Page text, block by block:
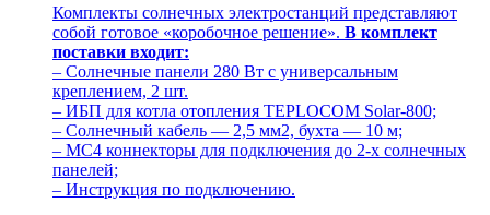
Комплекты солнечных электростанций представляют
собой готовое «коробочное решение». В комплект
поставки входит:
– Солнечные панели 280 Вт с универсальным
креплением, 2 шт.
– ИБП для котла отопления TEPLOCOM Solar-800;
– Солнечный кабель — 2,5 мм2, бухта — 10 м;
– MC4 коннекторы для подключения до 2-х солнечных
панелей;
– Инструкция по подключению.